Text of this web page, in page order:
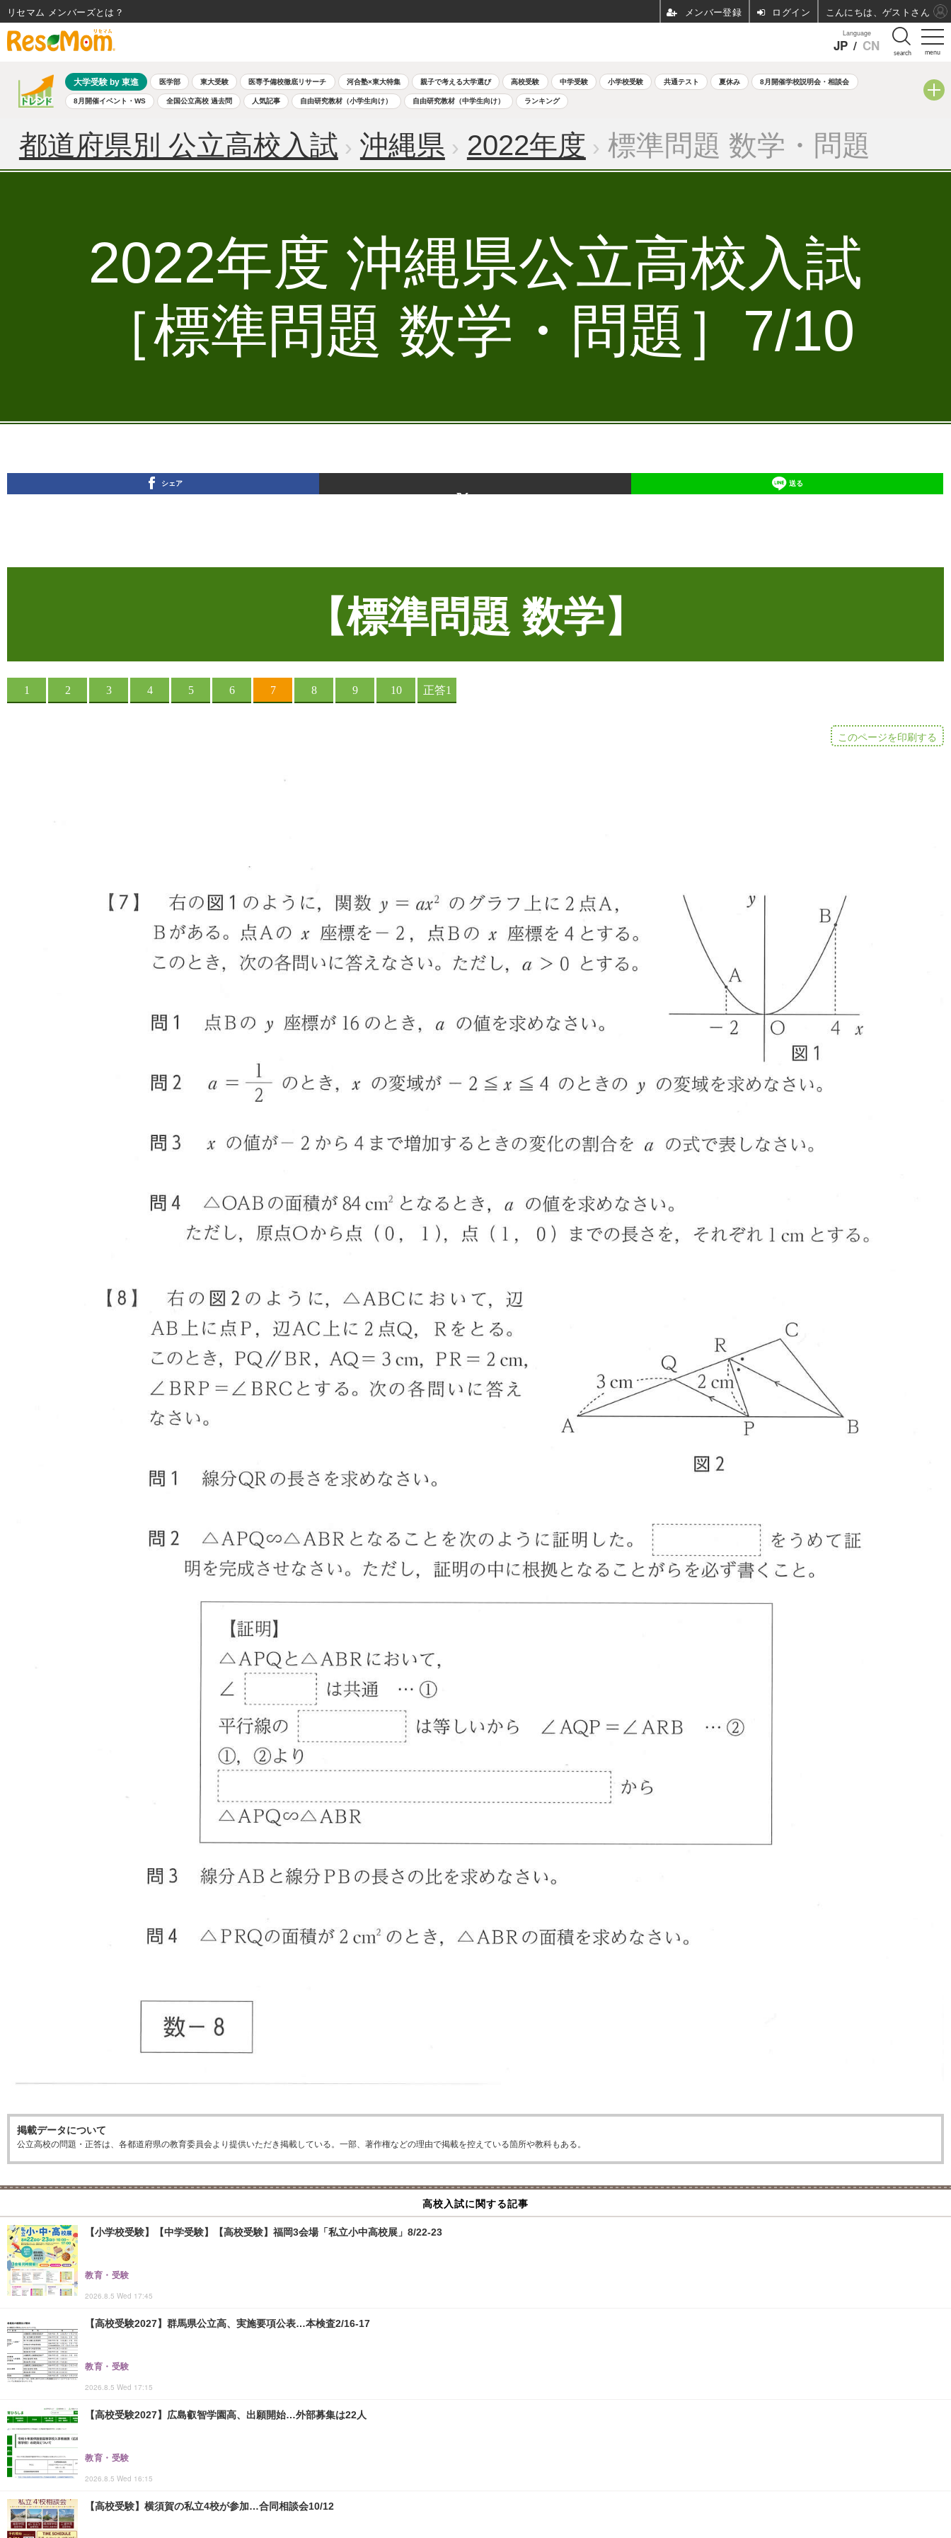
menu
Language
JP / CN search
大学受験 by 東進 医学部 東大受験 医専予備校徹底リサーチ 河合塾×東大特集 親子で考える大学選び 高校受験 中学受験 小学校受験 共通テスト 夏休み 8月開催学校説明会・相談会
8月開催イベント・WS 全国公立高校 過去問 人気記事 自由研究教材（小学生向け） 自由研究教材（中学生向け） ランキング
都道府県別 公立高校入試 沖縄県 2022年度 標準問題 数学・問題
2022年度 沖縄県公立高校入試
［標準問題 数学・問題］7/10
シェア 送る
【標準問題 数学】
このページを印刷する
掲載データについて
公立高校の問題・正答は、各都道府県の教育委員会より提供いただき掲載している。一部、著作権などの理由で掲載を控えている箇所や教科もある。
高校入試に関する記事
【小学校受験】【中学受験】【高校受験】福岡3会場「私立小中高校展」8/22-23
教育・受験
2026.8.5 Wed 17:45
【高校受験2027】群馬県公立高、実施要項公表…本検査2/16-17
教育・受験
2026.8.5 Wed 17:15
【高校受験2027】広島叡智学園高、出願開始…外部募集は22人
教育・受験
2026.8.5 Wed 16:15
【高校受験】横須賀の私立4校が参加…合同相談会10/12
リセマム メンバーズ ログイン こんにちは、ゲストさん